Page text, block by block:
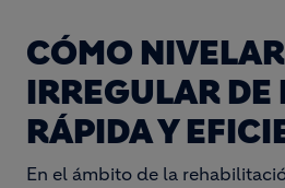
CÓMO
IRREGULAR DE
RÁPIDA Y
En el ámbito de la